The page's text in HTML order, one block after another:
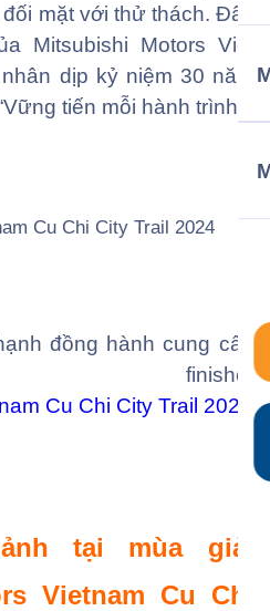
mặt với thử thách. Đây
Mitsubishi Motors Việt
dịp kỷ niệm 30 năm
tiến mỗi hành trình”.
đồng hành cung cấp
Cu Chi City Trail 2024
tại mùa giải
Vietnam Cu Chi